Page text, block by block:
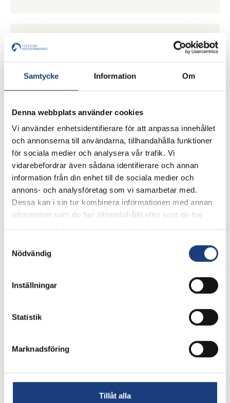
Samtycke Information Om
Denna webbplats använder cookies
Vi använder enhetsidentifierare för att anpassa innehållet
och annonserna till användarna, tillhandahålla funktioner
för sociala medier och analysera vår trafik. Vi
vidarebefordrar även sådana identifierare och annan
information från din enhet till de sociala medier och
annons- och analysföretag som vi samarbetar med.
Dessa kan i sin tur kombinera informationen med annan
information som du har tillhandahållit eller som de har
Nödvändig
Inställningar
Statistik
Marknadsföring
Tillåt alla
Förbättrad diagnos och
monitorering av
insulindysreglering –
hästspecifika analysmetoder för
insulin och C-peptid
Huvudsökande:
Emma Margareta Strage, Sveriges
lantbruksuniversitet (SLU) och Hege Brun-Hansen,
Norges miljø- og biovitenskapelige universitet
(NMBU)
Beviljat anslag:
Huvudsökande:
Emma Persson-Sjödin, Sveriges
På hestens vegne: Ytringsatferd
for dyrevelferd i ryttersport
Beviljat anslag:
877 000 SEK, 990 000 NOK